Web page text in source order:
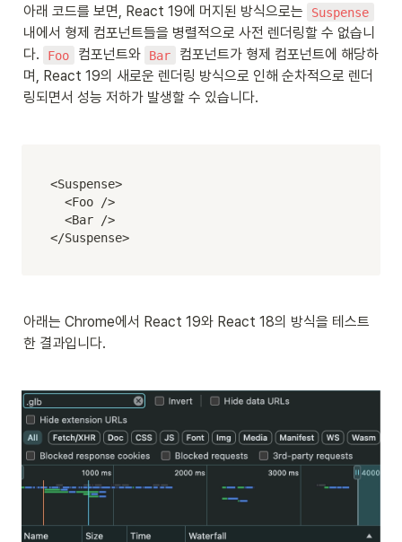
아래 코드를 보면, React 19에 머지된 방식으로는 Suspense
내에서 형제 컴포넌트들을 병렬적으로 사전 렌더링할 수 없습니
다.
Foo 컴포넌트와 Bar
컴포넌트가 형제 컴포넌트에 해당하
며, React 19의 새로운 렌더링 방식으로 인해 순차적으로 렌더
링되면서 성능 저하가 발생할 수 있습니다.
<Suspense>
</Suspense>
아래는 Chrome에서 React 19와 React 18의 방식을 테스트
한 결과입니다.